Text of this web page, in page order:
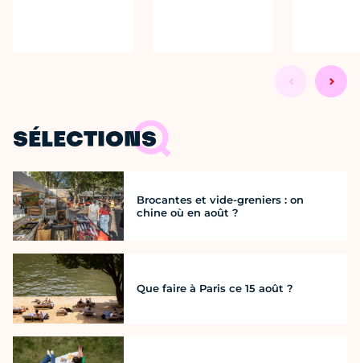
SÉLECTIONS
Brocantes et vide-greniers : on
chine où en août ?
Que faire à Paris ce 15 août ?